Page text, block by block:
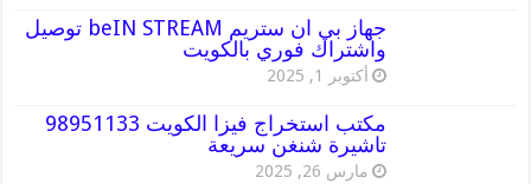
جهاز بي ان ستريم beIN STREAM توصيل
واشتراك فوري بالكويت
أكتوبر 1, 2025
مكتب استخراج فيزا الكويت 98951133
تاشيرة شنغن سريعة
مارس 26, 2025